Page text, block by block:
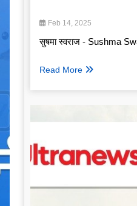
Feb 14, 2025
सुषमा स्वराज - Sushma
Read More